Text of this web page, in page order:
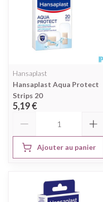
Hansaplast
Hansaplast Aqua Protect
Strips 20
5,19 €
Ajouter au panier